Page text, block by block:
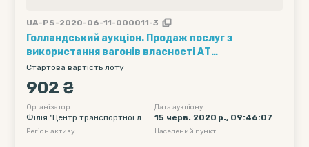
UA-PS-2020-06-11-000011-3
Голландський аукціон. Продаж послуг з
використання вагонів власності АТ
"Укрзалізниця" (1 вагон на 1 добу) (групова
відправка) /// Кількість вагонів - 5, Рухомий
склад - напіввагони - 60, Полігон навантаження
- Без обмеження (УЗ, СНД та треті країни), Дата
подачі вагону початкова - 2020-06-22 00:00,
Дата подачі вагону кінцева -...
Стартова вартість лоту
902 ₴
Організатор
Філія "Центр транспортної ло
гістики" АТ "Укрзалізниця"
Дата аукціону
15 черв. 2020 р., 09:46:07
Регіон активу
-
Населений пункт
-